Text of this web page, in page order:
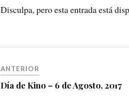
Disculpa, pero esta entrada está
ANTERIOR
Día de Kino – 6 de Agosto, 2017